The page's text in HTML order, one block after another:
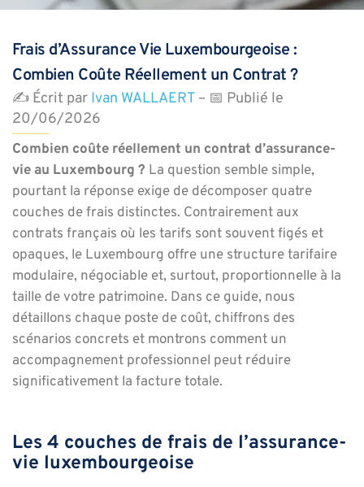
Frais d’Assurance Vie Luxembourgeoise :
Combien Coûte Réellement un Contrat ?
✍️ Écrit par Ivan WALLAERT – 📅 Publié le
20/06/2026
Combien coûte réellement un contrat d’assurance-
vie au Luxembourg ? La question semble simple,
pourtant la réponse exige de décomposer quatre
couches de frais distinctes. Contrairement aux
contrats français où les tarifs sont souvent figés et
opaques, le Luxembourg offre une structure tarifaire
modulaire, négociable et, surtout, proportionnelle à la
taille de votre patrimoine. Dans ce guide, nous
détaillons chaque poste de coût, chiffrons des
scénarios concrets et montrons comment un
accompagnement professionnel peut réduire
significativement la facture totale.
Les 4 couches de frais de l’assurance-
vie luxembourgeoise